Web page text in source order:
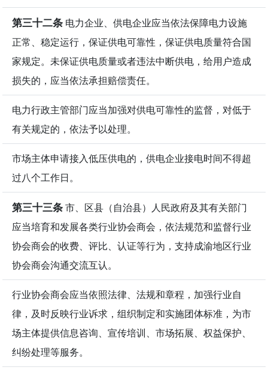
第三十二条 电力企业、供电企业应当依法保障电力设施
正常、稳定运行，保证供电可靠性，保证供电质量符合国
家规定。未保证供电质量或者违法中断供电，给用户造成
损失的，应当依法承担赔偿责任。
电力行政主管部门应当加强对供电可靠性的监督，对低于
有关规定的，依法予以处理。
市场主体申请接入低压供电的，供电企业接电时间不得超
过八个工作日。
第三十三条市、区县（自治县）人民政府及其有关部门
应当培育和发展各类行业协会商会，依法规范和监督行业
协会商会的收费、评比、认证等行为，支持成渝地区行业
协会商会沟通交流互认。
行业协会商会应当依照法律、法规和章程，加强行业自
律，及时反映行业诉求，组织制定和实施团体标准，为市
场主体提供信息咨询、宣传培训、市场拓展、权益保护、
纠纷处理等服务。